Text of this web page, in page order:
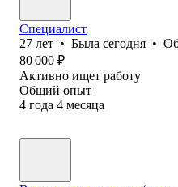
Специалист
27 лет • Была сегодня •
80 000 ₽
Активно ищет работу
Общий опыт
4 года 4 месяца